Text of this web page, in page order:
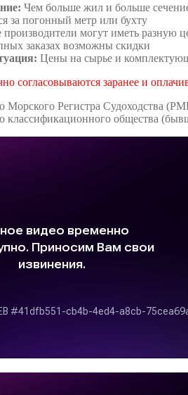
Чем больше жил и больше
за погонный метр или бухту
производители могут иметь разную
заказах возможны скидки
Цены на сырье и
согласовываются заранее и
Морского Регистра Судоходства
классификационного общества